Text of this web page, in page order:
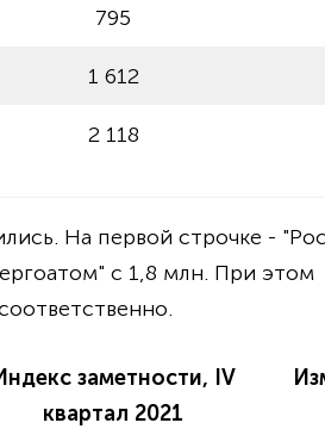
795
1 612
2 118
На первой строчке -
с 1,8 млн. При этом
заметности, IV
квартал 2021